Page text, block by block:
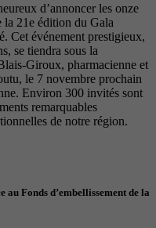
d’annoncer les onze
la 21e édition du Gala
Cet événement prestigieux,
se tiendra sous la
Giroux, pharmacienne et
le 7 novembre prochain
Environ 300 invités sont
remarquables
de notre région.
Fonds d’embellissement de la